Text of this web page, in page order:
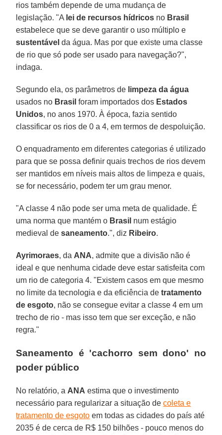
rios também depende de uma mudança de
legislação. "A lei de recursos hídricos no Brasil
estabelece que se deve garantir o uso múltiplo e
sustentável da água. Mas por que existe uma classe
de rio que só pode ser usado para navegação?",
indaga.
Segundo ela, os parâmetros de limpeza da água
usados no Brasil foram importados dos Estados
Unidos, no anos 1970. À época, fazia sentido
classificar os rios de 0 a 4, em termos de despoluição.
O enquadramento em diferentes categorias é utilizado
para que se possa definir quais trechos de rios devem
ser mantidos em níveis mais altos de limpeza e quais,
se for necessário, podem ter um grau menor.
"A classe 4 não pode ser uma meta de qualidade. É
uma norma que mantém o Brasil num estágio
medieval desaneamento.", diz Ribeiro.
Ayrimoraes, da ANA, admite que a divisão não é
ideal e que nenhuma cidade deve estar satisfeita com
um rio de categoria 4. "Existem casos em que mesmo
no limite da tecnologia e da eficiência detratamento
de esgoto, não se consegue evitar a classe 4 em um
trecho de rio - mas isso tem que ser exceção, e não
regra."
Saneamento é 'cachorro sem dono' no
poder público
No relatório, a ANA estima que o investimento
necessário para regularizar a situação decoleta e
tratamento de esgoto em todas as cidades do país até
2035 é de cerca de R$ 150 bilhões - pouco menos do